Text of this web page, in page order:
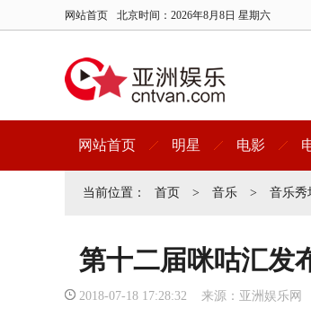
网站首页 北京时间： 2026年8月8日 星期六
网站首页 明星 电影
当前位置： 首页 > 音乐 > 音乐秀
第十二届咪咕汇发
2018-07-18 17:28:32 来源：亚洲娱乐网